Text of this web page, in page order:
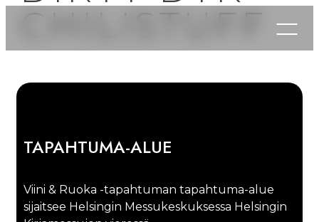
CHILISTUFF
TAPAHTUMA-ALUE
Viini & Ruoka -tapahtuman tapahtuma-alue
sijaitsee Helsingin Messukeskuksessa Helsingin